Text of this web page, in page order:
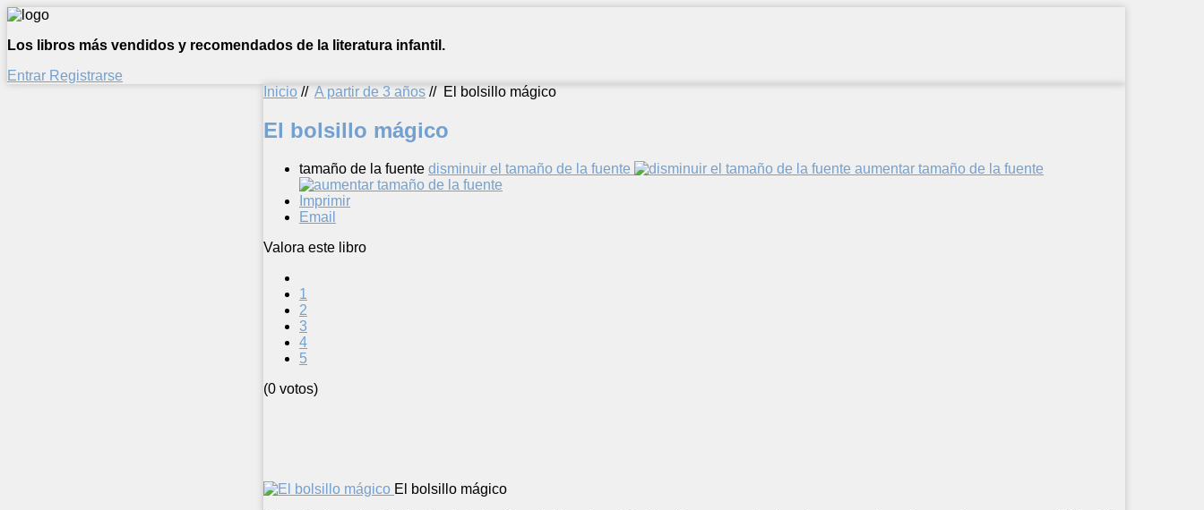
Los libros más vendidos y recomendados de la literatura infantil.
Entrar Registrarse
Inicio // A partir de 3 años // El bolsillo mágico
El bolsillo mágico
tamaño de la fuente disminuir el tamaño de la fuente aumentar tamaño de la fuente
Imprimir
Email
Valora este libro
1
2
3
4
5
(0 votos)
El bolsillo mágico